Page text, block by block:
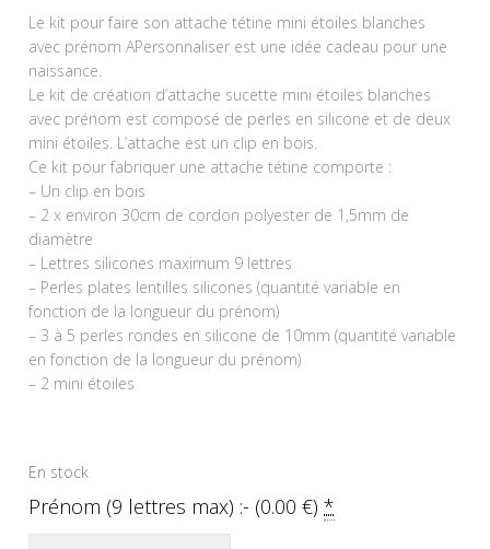
Le kit pour faire son attache tétine mini étoiles blanches
avec prénom APersonnaliser est une idée cadeau pour une
naissance.
Le kit de création d’attache sucette mini étoiles blanches
avec prénom est composé de perles en silicone et de deux
mini étoiles. L’attache est un clip en bois.
Ce kit pour fabriquer une attache tétine comporte :
– Un clip en bois
– 2 x environ 30cm de cordon polyester de 1,5mm de
diamètre
– Lettres silicones maximum 9 lettres
– Perles plates lentilles silicones (quantité variable en
fonction de la longueur du prénom)
– 3 à 5 perles rondes en silicone de 10mm (quantité variable
en fonction de la longueur du prénom)
– 2 mini étoiles
En stock
Prénom (9 lettres max) :- (0.00€)*